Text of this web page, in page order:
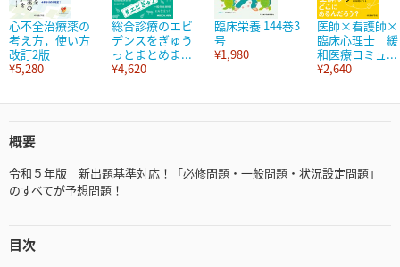
心不全治療薬の
考え方，使い方
改訂2版
¥5,280
総合診療のエビ
デンスをぎゅう
っとまとめま...
¥4,620
臨床栄養 144巻3
号
¥1,980
医師×看護師×
臨床心理士 緩
和医療コミュ...
¥2,640
概要
令和５年版 新出題基準対応！「必修問題・一般問題・状況設定問題」
のすべてが予想問題！
目次